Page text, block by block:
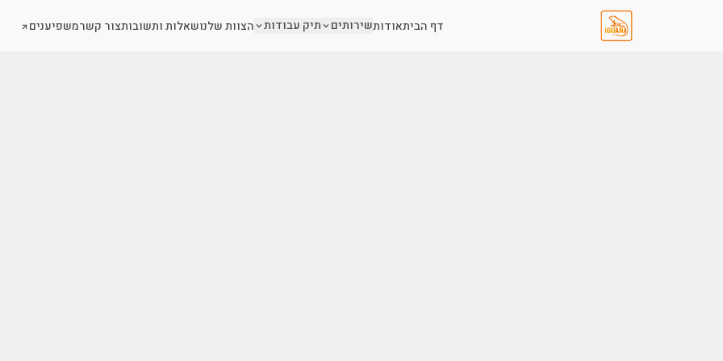
דף הביתאודותשירותים תיק עבודות הצוות שלנושאלות ותשובותצור קשרמשפיענים